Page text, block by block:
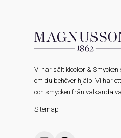
Vi har sålt klockor &
om du behöver hjälp. Vi har
och smycken från välkända
Sitemap